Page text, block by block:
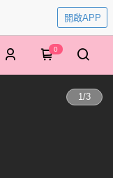
開啟APP
0
1/3